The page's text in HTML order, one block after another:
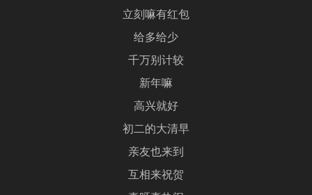
立刻嘛有红包
给多给少
千万别计较
新年嘛
高兴就好
初二的大清早
亲友也来到
互相来祝贺